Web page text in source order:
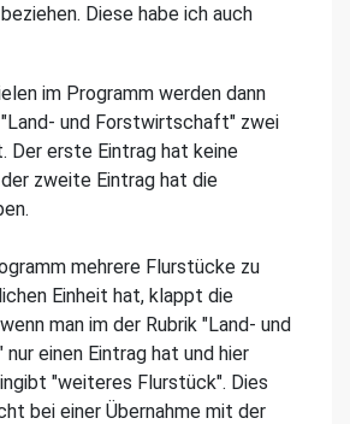
Diese habe ich auch
im Programm werden dann
und Forstwirtschaft" zwei
Der erste Eintrag hat keine
zweite Eintrag hat die
mehrere Flurstücke zu
Einheit hat, klappt die
man im der Rubrik "Land- und
einen Eintrag hat und hier
"weiteres Flurstück". Dies
bei einer Übernahme mit der